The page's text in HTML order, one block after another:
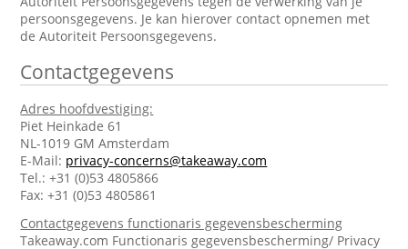
persoonsgegevens. Je kan hierover contact opnemen met
de Autoriteit Persoonsgegevens.
Contactgegevens
Adres hoofdvestiging:
Piet Heinkade 61
NL-1019 GM Amsterdam
E-Mail: privacy-concerns@takeaway.com
Tel.: +31 (0)53 4805866
Fax: +31 (0)53 4805861
Contactgegevens functionaris gegevensbescherming
Takeaway.com Functionaris gegevensbescherming/ Privacy